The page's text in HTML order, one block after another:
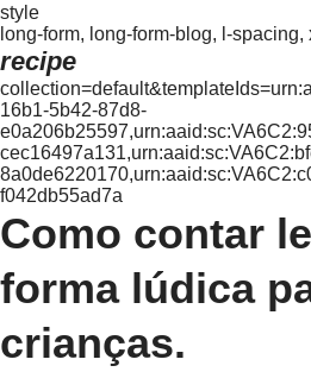
style
long-form, long-form-blog, l-
recipe
16b1-5b42-87d8-
f042db55ad7a
Como contar
forma lúdica
crianças.